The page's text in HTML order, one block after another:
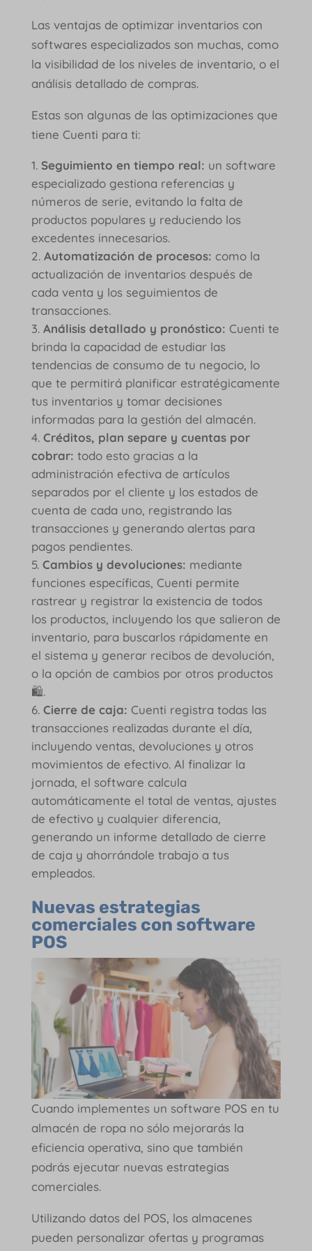
Las ventajas de optimizar inventarios con
softwares especializados son muchas, como
la visibilidad de los niveles de inventario, o el
análisis detallado de compras.
Estas son algunas de las optimizaciones que
tiene Cuenti para ti:
Seguimiento en tiempo real: un software
especializado gestiona referencias y
números de serie, evitando la falta de
productos populares y reduciendo los
excedentes innecesarios.
Automatización de procesos: como la
actualización de inventarios después de
cada venta y los seguimientos de
transacciones.
Análisis detallado y pronóstico: Cuenti te
brinda la capacidad de estudiar las
tendencias de consumo de tu negocio, lo
que te permitirá planificar estratégicamente
tus inventarios y tomar decisiones
informadas para la gestión del almacén.
Créditos, plan separe y cuentas por
cobrar: todo esto gracias a la
administración efectiva de artículos
separados por el cliente y los estados de
cuenta de cada uno, registrando las
transacciones y generando alertas para
pagos pendientes.
Cambios y devoluciones: mediante
funciones específicas, Cuenti permite
rastrear y registrar la existencia de todos
los productos, incluyendo los que salieron de
inventario, para buscarlos rápidamente en
el sistema y generar recibos de devolución,
o la opción de cambios por otros productos
🛍️.
Cierre de caja: Cuenti registra todas las
transacciones realizadas durante el día,
incluyendo ventas, devoluciones y otros
movimientos de efectivo. Al finalizar la
jornada, el software calcula
automáticamente el total de ventas, ajustes
de efectivo y cualquier diferencia,
generando un informe detallado de cierre
de caja y ahorrándole trabajo a tus
empleados.
Nuevas estrategias
comerciales con software
POS
Cuando implementes un software POS en tu
almacén de ropa no sólo mejorarás la
eficiencia operativa, sino que también
podrás ejecutar nuevas estrategias
comerciales.
Utilizando datos del POS, los almacenes
pueden personalizar ofertas y programas